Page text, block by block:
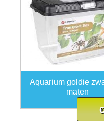
Aquarium goldie
maten